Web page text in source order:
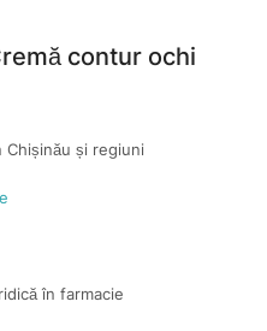
contur ochi
și regiuni
în farmacie